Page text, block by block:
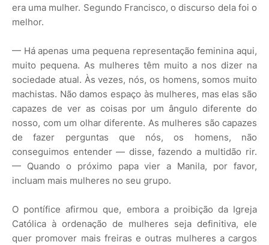
era uma mulher. Segundo Francisco, o discurso dela foi o
melhor.
— Há apenas uma pequena representação feminina aqui,
muito pequena. As mulheres têm muito a nos dizer na
sociedade atual. Às vezes, nós, os homens, somos muito
machistas. Não damos espaço às mulheres, mas elas são
capazes de ver as coisas por um ângulo diferente do
nosso, com um olhar diferente. As mulheres são capazes
de fazer perguntas que nós, os homens, não
conseguimos entender — disse, fazendo a multidão rir.
— Quando o próximo papa vier a Manila, por favor,
incluam mais mulheres no seu grupo.
O pontífice afirmou que, embora a proibição da Igreja
Católica à ordenação de mulheres seja definitiva, ele
quer promover mais freiras e outras mulheres a cargos